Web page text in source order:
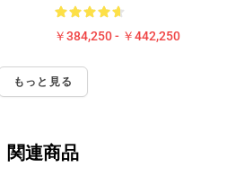
￥384,250 - ￥442,250
もっと見る
関連商品